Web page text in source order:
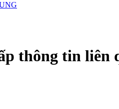
thông tin liên